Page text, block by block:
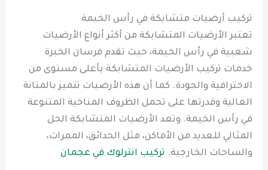
تركيب أرضيات متشابكة في رأس الخيمة
تعتبر الأرضيات المتشابكة من أكثر أنواع الأرضيات
شعبية في رأس الخيمة، حيث تقدم فرسان الخبرة
خدمات تركيب الأرضيات المتشابكة بأعلى مستوى من
الاحترافية والجودة. كما أن هذه الأرضيات تتميز بالمتانة
العالية وقدرتها على تحمل الظروف المناخية المتنوعة
في رأس الخيمة. وتعد الأرضيات المتشابكة الحل
المثالي للعديد من الأماكن، مثل الحدائق، الممرات،
والساحات الخارجية. تركيب انترلوك في عجمان